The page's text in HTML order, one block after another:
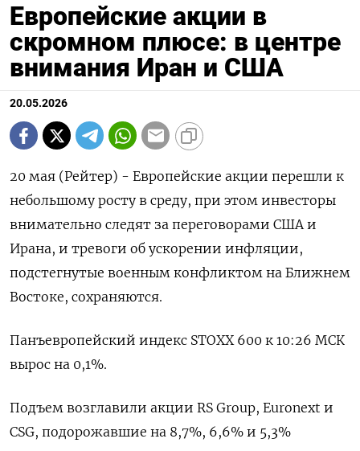
Европейские акции в
скромном плюсе: в центре
внимания Иран и США
20.05.2026
20 мая (Рейтер) - Европейские акции перешли к
небольшому росту ‌в среду, при этом инвесторы
внимательно ​следят ​за переговорами США ​и
Ирана, ⁠и ‌тревоги об ‌ускорении инфляции,
подстегнутые военным конфликтом ​на Ближнем
‌Востоке, сохраняются.
Панъевропейский индекс ​STOXX 600 к ‌10:26 МСК
вырос на 0,1%.
Подъем возглавили акции ​RS ​Group, ‌Euronext и
CSG, подорожавшие ​на 8,7%, 6,6% и 5,3%